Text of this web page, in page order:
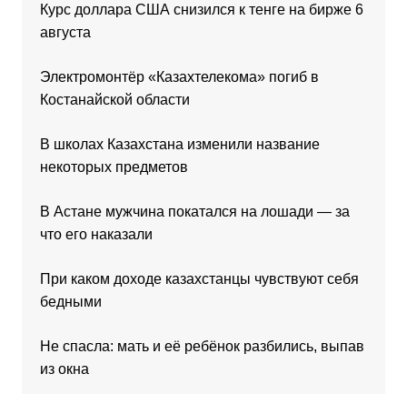
Курс доллара США снизился к тенге на бирже 6
августа
Электромонтёр «Казахтелекома» погиб в
Костанайской области
В школах Казахстана изменили название
некоторых предметов
В Астане мужчина покатался на лошади — за
что его наказали
При каком доходе казахстанцы чувствуют себя
бедными
Не спасла: мать и её ребёнок разбились, выпав
из окна